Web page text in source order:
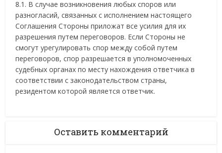
8.1. В случае возникновения любых споров или
разногласий, связанных с исполнением настоящего
Соглашения Стороны приложат все усилия для их
разрешения путем переговоров. Если Стороны не
смогут урегулировать спор между собой путем
переговоров, спор разрешается в уполномоченных
судебных органах по месту нахождения ответчика в
соответствии с законодательством страны,
резидентом которой является ответчик.
Оставить комментарий